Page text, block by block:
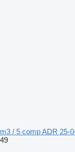
m3 / 5 comp ADR 25-
49